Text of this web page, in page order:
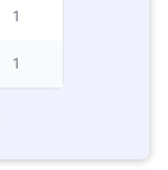
1
1